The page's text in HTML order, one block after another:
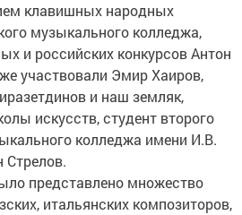
клавишных народных
музыкального колледжа,
и российских конкурсов Антон
участвовали Эмир Хаиров,
и наш земляк,
искусств, студент второго
колледжа имени И.В.
Стрелов.
представлено множество
итальянских композиторов,